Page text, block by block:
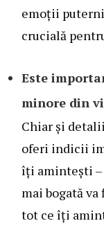
emoții
crucială
Este
minore din
Chiar și
oferi indicii
îți amintești –
mai bogată
tot ce îți